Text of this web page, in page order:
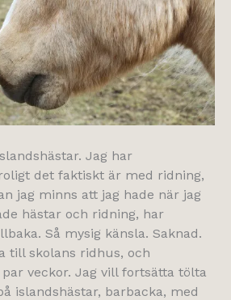
Jag har
det faktiskt är med ridning,
jag minns att jag hade när jag
hästar och ridning, har
Så mysig känsla. Saknad.
till skolans ridhus, och
veckor. Jag vill fortsätta tölta
islandshästar, barbacka, med